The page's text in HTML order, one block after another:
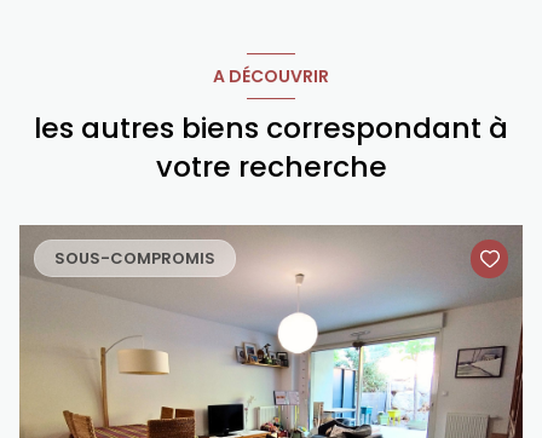
A DÉCOUVRIR
les autres biens correspondant à
votre recherche
SOUS-COMPROMIS